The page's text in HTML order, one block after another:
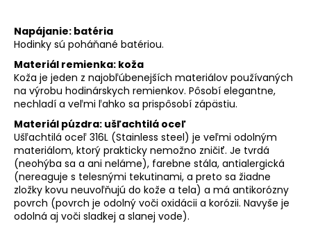
Napájanie: batéria
Hodinky sú poháňané batériou.
Materiál remienka: koža
Koža je jeden z najobľúbenejších materiálov používaných
na výrobu hodinárskych remienkov. Pôsobí elegantne,
nechladí a veľmi ľahko sa prispôsobí zápästiu.
Materiál púzdra: ušľachtilá oceľ
Ušľachtilá oceľ 316L (Stainless steel) je veľmi odolným
materiálom, ktorý prakticky nemožno zničiť. Je tvrdá
(neohýba sa a ani neláme), farebne stála, antialergická
(nereaguje s telesnými tekutinami, a preto sa žiadne
zložky kovu neuvoľňujú do kože a tela) a má antikorózny
povrch (povrch je odolný voči oxidácii a korózii. Navyše je
odolná aj voči sladkej a slanej vode).